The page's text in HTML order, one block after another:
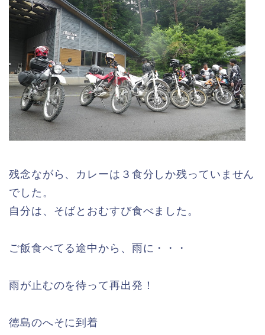
残念ながら、カレーは３食分しか残っていません
でした。
自分は、そばとおむすび食べました。
ご飯食べてる途中から、雨に・・・
雨が止むのを待って再出発！
徳島のへそに到着